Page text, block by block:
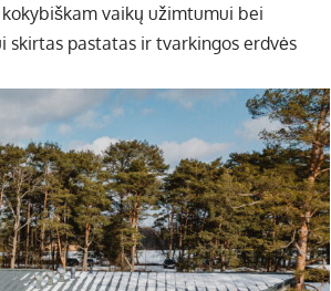
vaikų užimtumui bei
pastatas ir tvarkingos erdvės